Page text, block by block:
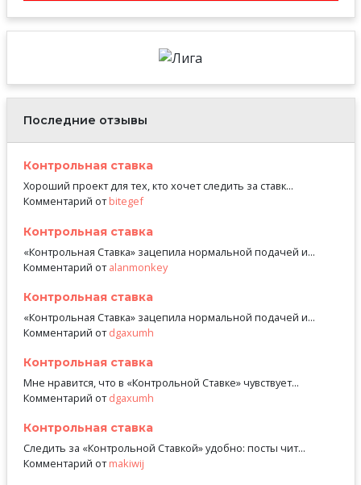
Последние отзывы
Контрольная ставка
Хороший проект для тех, кто хочет следить за ставк...
Комментарий отbitegef
Контрольная ставка
«Контрольная Ставка» зацепила нормальной подачей и...
Комментарий отalanmonkey
Контрольная ставка
«Контрольная Ставка» зацепила нормальной подачей и...
Комментарий отdgaxumh
Контрольная ставка
Мне нравится, что в «Контрольной Ставке» чувствует...
Комментарий отdgaxumh
Контрольная ставка
Следить за «Контрольной Ставкой» удобно: посты чит...
Комментарий отmakiwij